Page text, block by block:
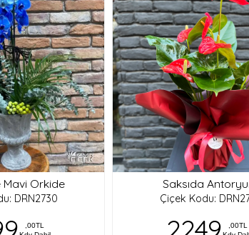
Orkide
DRN2730
,00TL
Saksıda
Çiçek Kodu:
,00TL